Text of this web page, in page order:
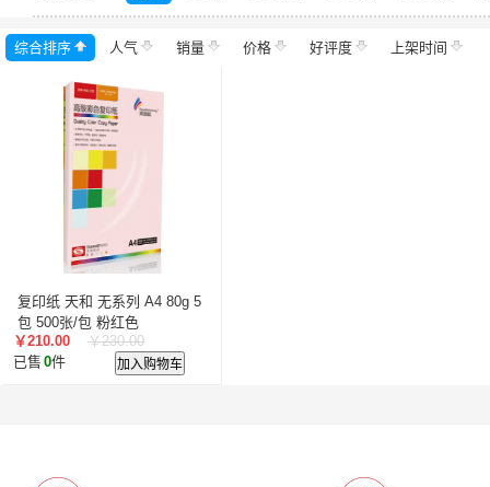
未来世界
得印/befon 科思特 高品乐
理想之
岳阳楼至尊
天将 亚太森博 丽印 金锐
综合排序 人气 销量 价格 好评度 上架时间
复印纸 天和 无系列 A4 80g 5
包 500张/包 粉红色
￥210.00
￥230.00
已售 0件 加入购物车